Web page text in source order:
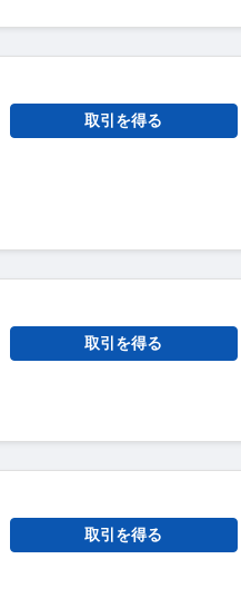
取引を得る
取引を得る
取引を得る